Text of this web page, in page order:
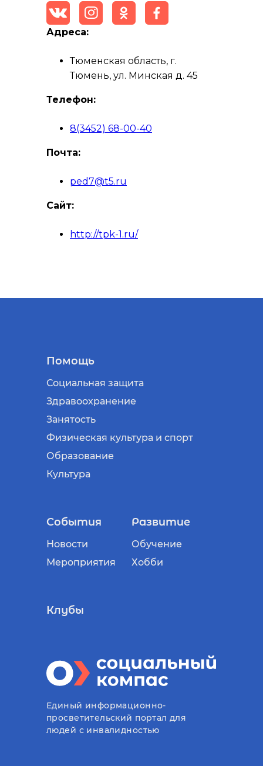
Адреса:
Тюменская область, г.
Тюмень, ул. Минская д. 45
Телефон:
8(3452) 68-00-40
Почта:
ped7@t5.ru
Сайт:
http://tpk-1.ru/
Помощь
Социальная защита
Здравоохранение
Занятость
Физическая культура и спорт
Образование
Культура
События
Новости
Мероприятия
Развитие
Обучение
Хобби
Клубы
Единый информационно-
просветительский портал для
людей с инвалидностью